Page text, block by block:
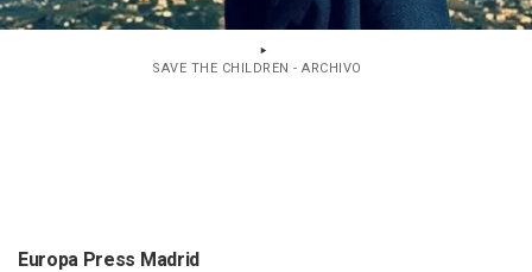
SAVE THE CHILDREN - ARCHIVO
Europa Press Madrid